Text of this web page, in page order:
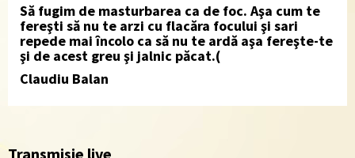
Să fugim de masturbarea ca de foc. Aşa cum te
fereşti să nu te arzi cu flacăra focului şi sari
repede mai încolo ca să nu te ardă aşa fereşte-te
şi de acest greu şi jalnic păcat.(
Claudiu Balan
Transmisie live